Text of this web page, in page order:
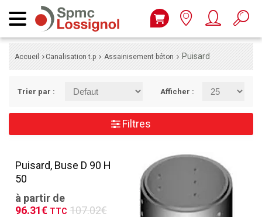
Accueil Canalisation t.p Assainisement béton Puisard
Trier par : Afficher :
Filtres
Puisard, Buse D 90 H
50
à partir de
96.31€ TTC 107.02€